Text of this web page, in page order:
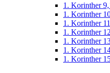
1. Korinther
1. Korinther
1. Korinther
1. Korinther
1. Korinther
1. Korinther
1. Korinther